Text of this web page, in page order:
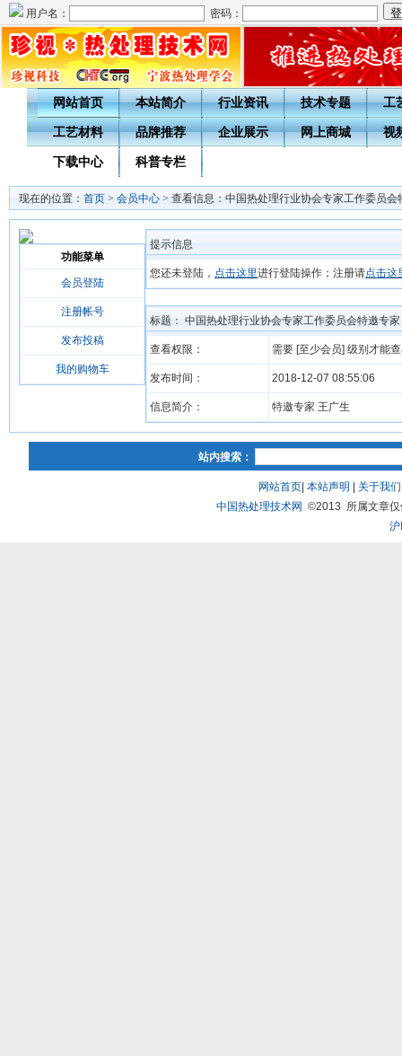
用户名： 密码：
网站首页 本站简介 行业资讯 技术专题 工
工艺材料 品牌推荐 企业展示 网上商城 视
下载中心 科普专栏
现在的位置： 首页 > 会员中心 > 查看信息：中国热处理行业协会专家工作委员会
功能菜单
会员登陆
注册帐号
发布投稿
我的购物车
提示信息
您还未登陆， 点击这里进行登陆操作；注册请点击这
标题： 中国热处理行业协会专家工作委员会特邀专
查看权限： 需要 [至少会员] 级别才能
发布时间： 2018-12-07 08:55:06
信息简介： 特邀专家 王广生
站内搜索：
网站首页| 本站声明 关于我们
中国热处理技术网 ©2013 所属文章仅